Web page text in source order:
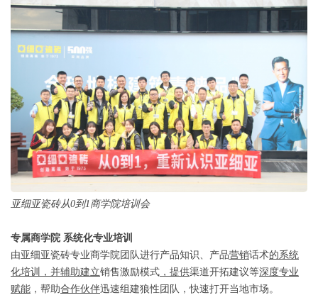
亚细亚瓷砖从0到1商学院培训会
专属商学院 系统化专业培训
由亚细亚瓷砖专业商学院团队进行产品知识、产品营销话术的系统
化培训，并辅助建立销售激励模式 ，提供渠道开拓建议等深度专业
赋能 ，帮助合作伙伴迅速组建狼性团队，快速打开当地市场。